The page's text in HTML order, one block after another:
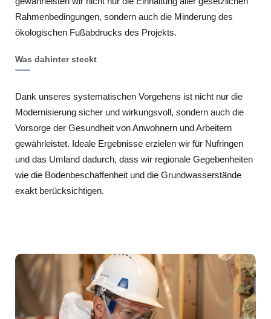
Rahmenbedingungen, sondern auch die Minderung des
ökologischen Fußabdrucks des Projekts.
Was dahinter steckt
Dank unseres systematischen Vorgehens ist nicht nur die
Modernisierung sicher und wirkungsvoll, sondern auch die
Vorsorge der Gesundheit von Anwohnern und Arbeitern
gewährleistet. Ideale Ergebnisse erzielen wir für Nufringen
und das Umland dadurch, dass wir regionale Gegebenheiten
wie die Bodenbeschaffenheit und die Grundwasserstände
exakt berücksichtigen.